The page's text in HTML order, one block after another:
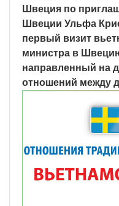
Швеция по
Швеции Ульфа
первый визит
министра в
направленный на
отношений между